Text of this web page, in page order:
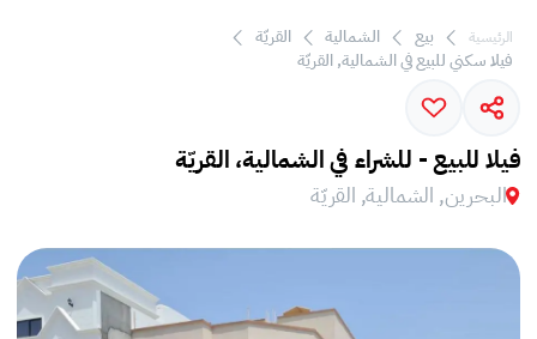
بالعمولة
الرئيسية بيع الشمالية
القريّة
فيلا سكني للبيع في الشمالية, القريّة
فيلا للبيع - للشراء في الشمالية، القريّة
البحرين, الشمالية, القريّة